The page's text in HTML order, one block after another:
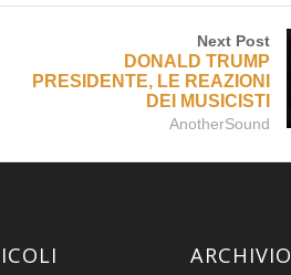
Next Post
DONALD TRUMP
PRESIDENTE, LE REAZIONI
DEI MUSICISTI
AnotherSound
ARCHIVIO